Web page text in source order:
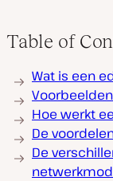
Table of
Wat is een
Hoe werkt
De
De